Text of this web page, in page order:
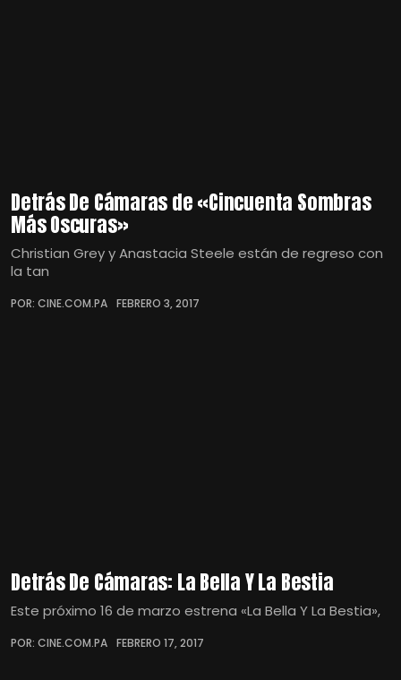
Detrás De Cámaras de «Cincuenta Sombras
Más Oscuras»
Christian Grey y Anastacia Steele están de regreso con
la tan
POR: CINE.COM.PA FEBRERO 3, 2017
Detrás De Cámaras: La Bella Y La Bestia
Este próximo 16 de marzo estrena «La Bella Y La Bestia»,
POR: CINE.COM.PA FEBRERO 17, 2017